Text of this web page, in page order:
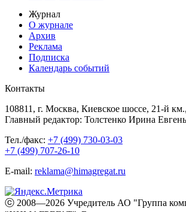
Журнал
О журнале
Архив
Реклама
Подписка
Календарь событий
Контакты
108811, г. Москва, Киевское шоссе, 21-й
Главный редактор: Толстенко Ирина
Тел./факс: +7 (499) 730-03-03
+7 (499) 707-26-10
E-mail: reklama@himagregat.ru
ⓒ 2008—2026 Учредитель АО "Группа